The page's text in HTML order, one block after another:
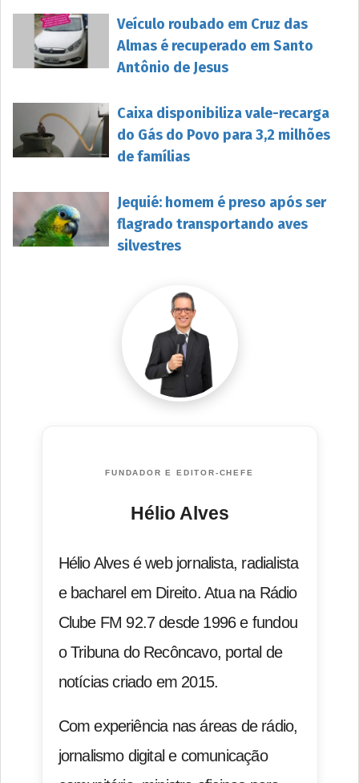
Veículo roubado em Cruz das
Almas é recuperado em Santo
Antônio de Jesus
Caixa disponibiliza vale-recarga
do Gás do Povo para 3,2 milhões
de famílias
Jequié: homem é preso após ser
flagrado transportando aves
silvestres
FUNDADOR E EDITOR-CHEFE
Hélio Alves
Hélio Alves é web jornalista, radialista
e bacharel em Direito. Atua na Rádio
Clube FM 92.7 desde 1996 e fundou
o Tribuna do Recôncavo, portal de
notícias criado em 2015.
Com experiência nas áreas de rádio,
jornalismo digital e comunicação